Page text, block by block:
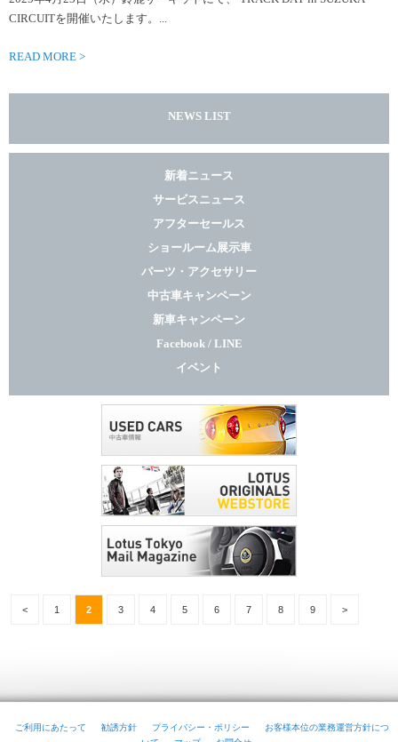
CIRCUITを開催いたします。...
READ MORE >
NEWS LIST
新着ニュース
サービスニュース
アフターセールス
ショールーム展示車
パーツ・アクセサリー
中古車キャンペーン
新車キャンペーン
Facebook / LINE
イベント
< 1 2 3 4 5 6 7 8 9 >
ご利用にあたって 勧誘方針 プライバシー・ポリシー
お客様本位の業務運営方針につ